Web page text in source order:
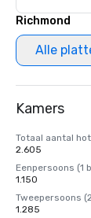
Richmond
Alle
Kamers
Totaal aantal
2.605
Eenpersoons (1
1.150
Tweepersoons
1.285